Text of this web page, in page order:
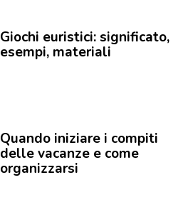
Giochi euristici: significato,
esempi, materiali
Quando iniziare i compiti
delle vacanze e come
organizzarsi